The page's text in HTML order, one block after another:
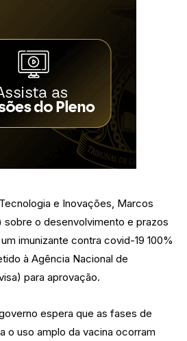
e Inovações, Marcos
sobre o desenvolvimento e prazos
imunizante contra covid-19 100%
à Agência Nacional de
para aprovação.
espera que as fases de
o uso amplo da vacina ocorram